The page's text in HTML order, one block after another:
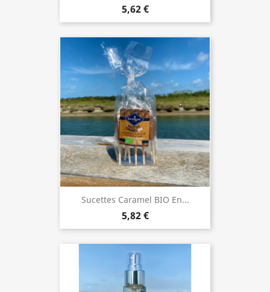
5,62 €
Sucettes Caramel BIO En...
5,82 €